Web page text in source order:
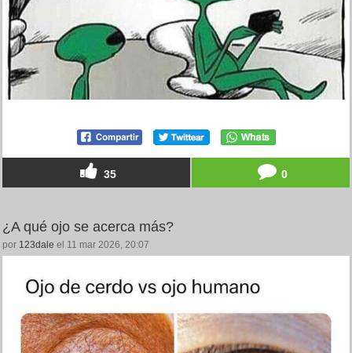
35 0
¿A qué ojo se acerca más?
por 123dale el 11 mar 2026, 20:07